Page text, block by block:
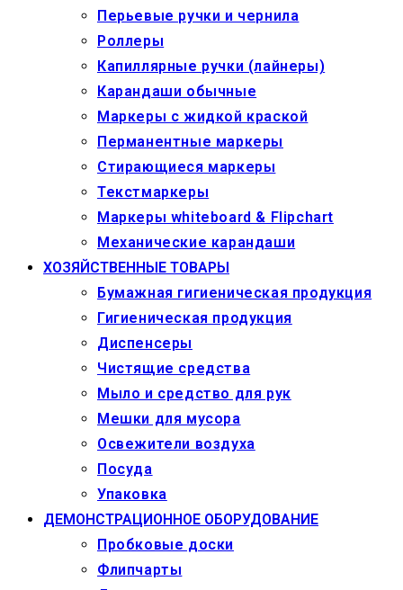
Перьевые ручки и чернила
Роллеры
Капиллярные ручки (лайнеры)
Карандаши обычные
Маркеры c жидкой краской
Перманентные маркеры
Стирающиеся маркеры
Текстмаркеры
Маркеры whiteboard & Flipchart
Механические карандаши
ХОЗЯЙСТВЕННЫЕ ТОВАРЫ
Бумажная гигиеническая продукция
Гигиеническая продукция
Диспенсеры
Чистящие средства
Мыло и средство для рук
Мешки для мусора
Освежители воздуха
Посуда
Упаковка
ДЕМОНСТРАЦИОННОЕ ОБОРУДОВАНИЕ
Пробковые доски
Флипчарты